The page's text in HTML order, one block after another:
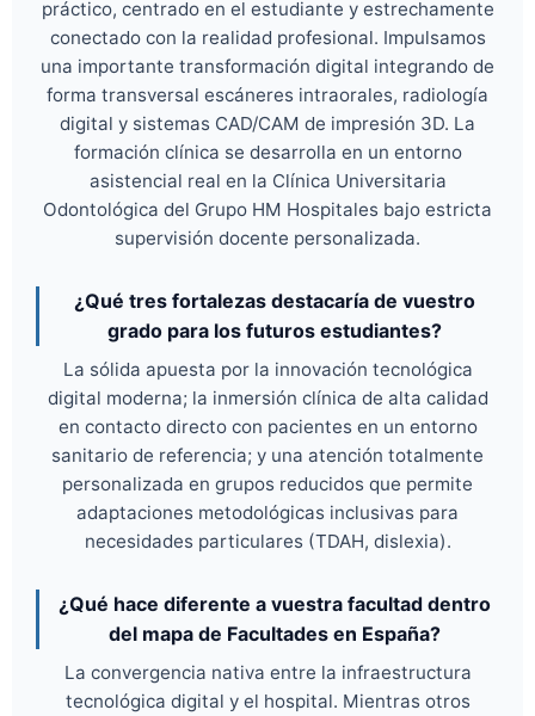
práctico, centrado en el estudiante y estrechamente
conectado con la realidad profesional. Impulsamos
una importante transformación digital integrando de
forma transversal escáneres intraorales, radiología
digital y sistemas CAD/CAM de impresión 3D. La
formación clínica se desarrolla en un entorno
asistencial real en la Clínica Universitaria
Odontológica del Grupo HM Hospitales bajo estricta
supervisión docente personalizada.
¿Qué tres fortalezas destacaría de vuestro
grado para los futuros estudiantes?
La sólida apuesta por la innovación tecnológica
digital moderna; la inmersión clínica de alta calidad
en contacto directo con pacientes en un entorno
sanitario de referencia; y una atención totalmente
personalizada en grupos reducidos que permite
adaptaciones metodológicas inclusivas para
necesidades particulares (TDAH, dislexia).
¿Qué hace diferente a vuestra facultad dentro
del mapa de Facultades en España?
La convergencia nativa entre la infraestructura
tecnológica digital y el hospital. Mientras otros